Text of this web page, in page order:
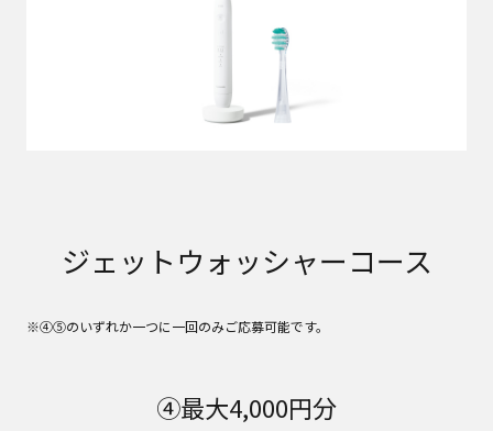
ジェットウォッシャーコース
※④⑤のいずれか一つに一回のみご応募可能です。
④最大4,000円分